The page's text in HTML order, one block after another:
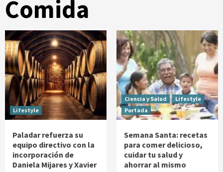
Comida
Lifestyle
Paladar refuerza su
equipo directivo con la
incorporación de
Daniela Mijares y Xavier
Ciencia y Salud
Lifestyle
Portada
Semana Santa: recetas
para comer delicioso,
cuidar tu salud y
ahorrar al mismo